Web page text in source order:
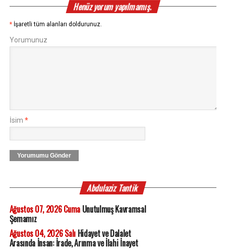
Henüz yorum yapılmamış.
* İşaretli tüm alanları doldurunuz.
Yorumunuz
İsim *
Yorumumu Gönder
Abdulaziz Tantik
Ağustos 07, 2026 CumaUnutulmuş Kavramsal
Şemamız
Ağustos 04, 2026 SalıHidayet ve Dalalet
Arasında İnsan: İrade, Arınma ve İlahi İnayet